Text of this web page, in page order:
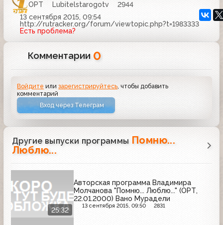
ОРТ Lubitelstarogotv
2944
13 сентября 2015, 09:54
http://rutracker.org/forum/viewtopic.php?t=1983333
Есть проблема?
Комментарии 0
Войдите илизарегистрируйтесь , чтобы добавить
комментарий
Вход через Телеграм
Другие выпуски программы Помню...
Люблю...
25:32
Авторская программа Владимира
Молчанова "Помню... Люблю..." (ОРТ,
22.01.2000) Вано Мурадели
13 сентября 2015, 09:50 2831